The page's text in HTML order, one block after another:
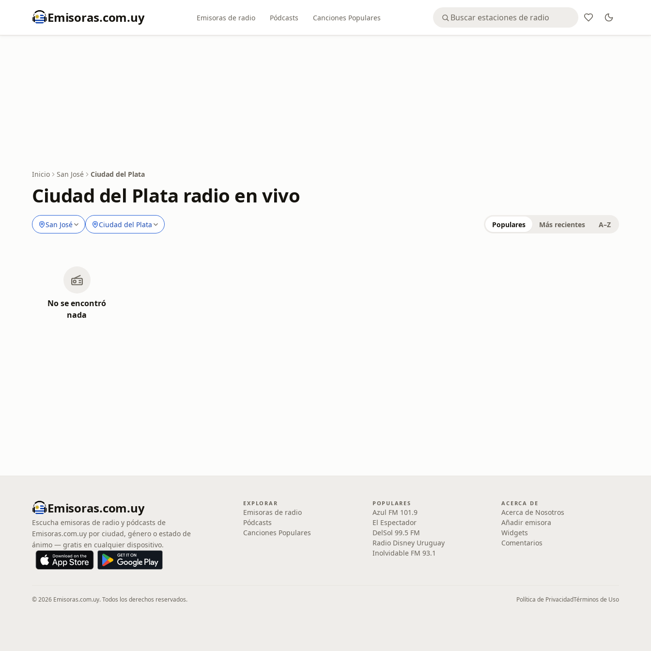
Emisoras.com.uy Emisoras de radio Pódcasts Canciones Populares
Inicio San José Ciudad del Plata
Ciudad del Plata radio en vivo
San José Ciudad del Plata Populares Más recientes A–Z
No se encontró
nada
Emisoras.com.uy
Escucha emisoras de radio y pódcasts de
Emisoras.com.uy por ciudad, género o estado de
ánimo — gratis en cualquier dispositivo.
EXPLORAR
Emisoras de radio
Pódcasts
Canciones Populares
POPULARES
Azul FM 101.9
El Espectador
DelSol 99.5 FM
Radio Disney Uruguay
Inolvidable FM 93.1
ACERCA DE
Acerca de Nosotros
Añadir emisora
Widgets
Comentarios
© 2026 Emisoras.com.uy. Todos los derechos reservados. Política de PrivacidadTérminos de Uso